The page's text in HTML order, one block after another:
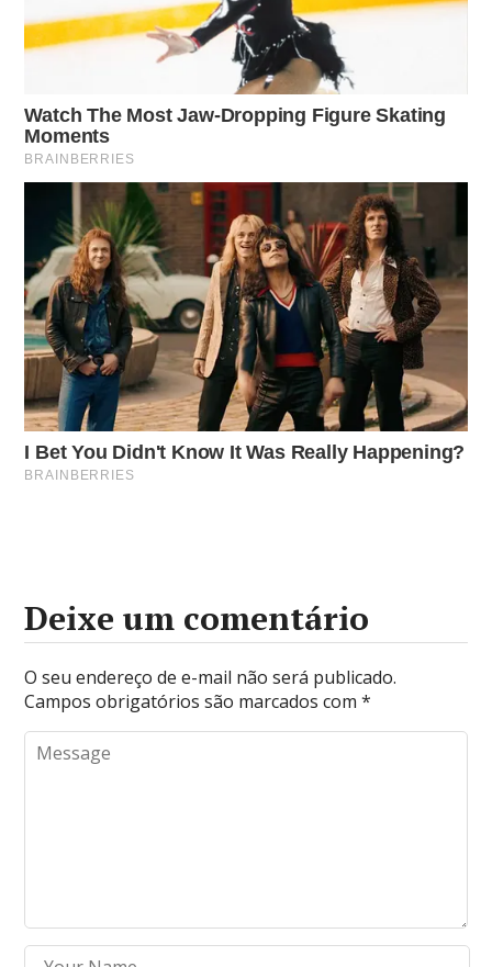
Deixe um comentário
O seu endereço de e-mail não será publicado.
Campos obrigatórios são marcados com*